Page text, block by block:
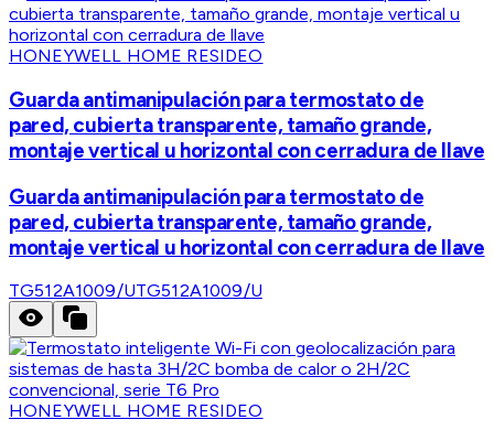
HONEYWELL HOME RESIDEO
Guarda antimanipulación para termostato de
pared, cubierta transparente, tamaño grande,
montaje vertical u horizontal con cerradura de llave
Guarda antimanipulación para termostato de
pared, cubierta transparente, tamaño grande,
montaje vertical u horizontal con cerradura de llave
TG512A1009/UTG512A1009/U
HONEYWELL HOME RESIDEO